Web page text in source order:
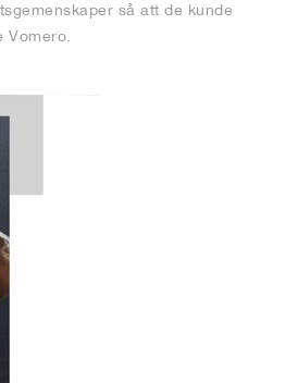
så att de kunde